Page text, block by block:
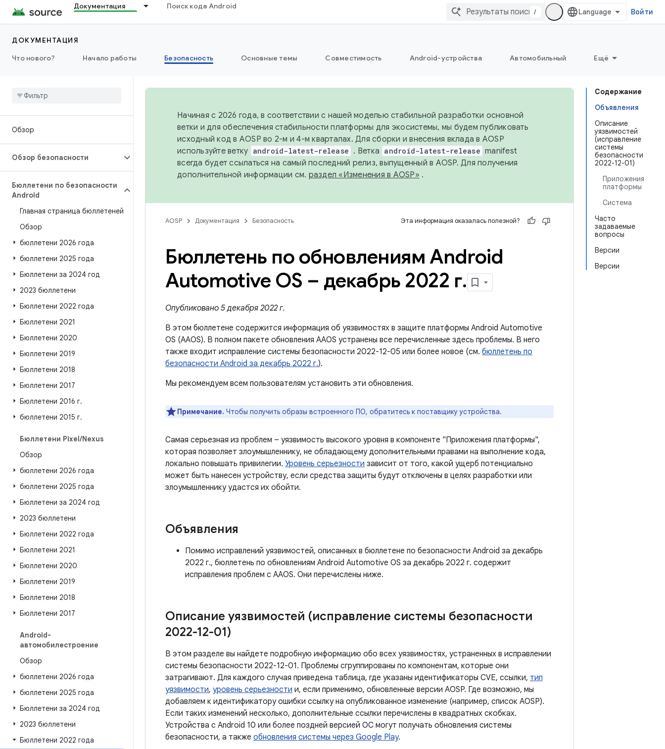
Документация Поиск кода Android
/ Войти
ДОКУМЕНТАЦИЯ
Что нового?
Начало работы Безопасность Основные темы Совместимость Android-устройства Автомобильный Ещё
Обзор
Обзор безопасности
Бюллетени по безопасности
Android
Главная страница бюллетеней
Обзор
бюллетени 2026 года
бюллетени 2025 года
Бюллетени за 2024 год
2023 бюллетени
Бюллетени 2022 года
Бюллетени 2021
Бюллетени 2020
Бюллетени 2019
Бюллетени 2018
Бюллетени 2017
Бюллетени 2016 г.
бюллетени 2015 г.
Бюллетени Pixel/Nexus
Обзор
бюллетени 2026 года
бюллетени 2025 года
Бюллетени за 2024 год
2023 бюллетени
Бюллетени 2022 года
Бюллетени 2021
Бюллетени 2020
Бюллетени 2019
Бюллетени 2018
Бюллетени 2017
Android-
автомобилестроение
Обзор
бюллетени 2026 года
бюллетени 2025 года
Бюллетени за 2024 год
2023 бюллетени
Бюллетени 2022 года
Содержание
Объявления
Описание
уязвимостей
(исправление
системы
безопасности
2022-12-01)
Приложения
платформы
Система
Часто
задаваемые
вопросы
Версии
Версии
Начиная с 2026 года, в соответствии с нашей моделью стабильной разработки основной
ветки и для обеспечения стабильности платформы для экосистемы, мы будем публиковать
исходный код в AOSP во 2-м и 4-м кварталах. Для сборки и внесения вклада в AOSP
используйте ветку android-latest-release . Ветка android-latest-release manifest
всегда будет ссылаться на самый последний релиз, выпущенный в AOSP. Для получения
дополнительной информации см. раздел «Изменения в AOSP» .
AOSP Документация Безопасность Эта информация оказалась полезной?
Бюллетень по обновлениям Android
Automotive OS – декабрь 2022 г.
Опубликовано 5 декабря 2022 г.
В этом бюллетене содержится информация об уязвимостях в защите платформы Android Automotive
OS (AAOS). В полном пакете обновления AAOS устранены все перечисленные здесь проблемы. В него
также входит исправление системы безопасности 2022-12-05 или более новое (см. бюллетень по
безопасности Android за декабрь 2022 г.).
Мы рекомендуем всем пользователям установить эти обновления.
Примечание. Чтобы получить образы встроенного ПО, обратитесь к поставщику устройства.
Самая серьезная из проблем – уязвимость высокого уровня в компоненте "Приложения платформы",
которая позволяет злоумышленнику, не обладающему дополнительными правами на выполнение кода,
локально повышать привилегии. Уровень серьезности зависит от того, какой ущерб потенциально
может быть нанесен устройству, если средства защиты будут отключены в целях разработки или
злоумышленнику удастся их обойти.
Объявления
Помимо исправлений уязвимостей, описанных в бюллетене по безопасности Android за декабрь
2022 г., бюллетень по обновлениям Android Automotive OS за декабрь 2022 г. содержит
исправления проблем с AAOS. Они перечислены ниже.
Описание уязвимостей (исправление системы безопасности
2022-12-01)
В этом разделе вы найдете подробную информацию обо всех уязвимостях, устраненных в исправлении
системы безопасности 2022-12-01. Проблемы сгруппированы по компонентам, которые они
затрагивают. Для каждого случая приведена таблица, где указаны идентификаторы CVE, ссылки, тип
уязвимости, уровень серьезности и, если применимо, обновленные версии AOSP. Где возможно, мы
добавляем к идентификатору ошибки ссылку на опубликованное изменение (например, список AOSP).
Если таких изменений несколько, дополнительные ссылки перечислены в квадратных скобках.
Устройства с Android 10 или более поздней версией ОС могут получать обновления системы
безопасности, а также обновления системы через Google Play.